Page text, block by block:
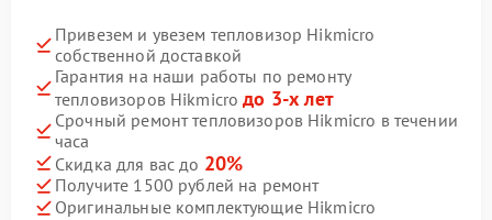
Привезем и увезем тепловизор Hikmicro
собственной доставкой
Гарантия на наши работы по ремонту
тепловизоров Hikmicroдо 3-х лет
Срочный ремонт тепловизоров Hikmicro в течении
часа
Скидка для вас до 20%
Получите 1500 рублей на ремонт
Оригинальные комплектующие Hikmicro